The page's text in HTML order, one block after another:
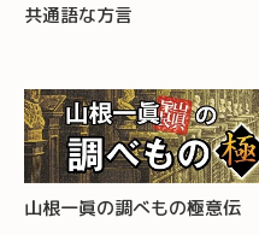
共通語な方言
山根一眞の調べもの極意伝